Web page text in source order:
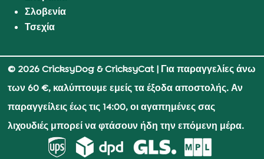
Σλοβενία
Τσεχία
© 2026 CricksyDog & CricksyCat| Για παραγγελίες άνω
των 60 €, καλύπτουμε εμείς τα έξοδα αποστολής. Αν
παραγγείλεις έως τις 14:00, οι αγαπημένες σας
λιχουδιές μπορεί να φτάσουν ήδη την επόμενη μέρα.